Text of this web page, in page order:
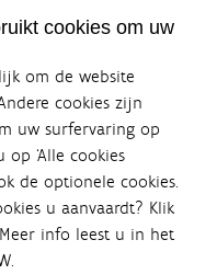
cookies om uw
om de website
cookies zijn
uw surfervaring op
‘Alle cookies
de optionele cookies.
u aanvaardt? Klik
Meer info leest u in het
Integraal
(CIW) is een